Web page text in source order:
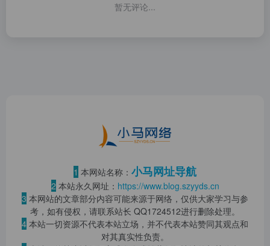
暂无评论...
1 本网站名称： 小马网址导航
2 本站永久网址： https://www.blog.szyyds.cn
3 本网站的文章部分内容可能来源于网络，仅供大家学习与参
考，如有侵权，请联系站长 QQ1724512进行删除处理。
4 本站一切资源不代表本站立场，并不代表本站赞同其观点和
对其真实性负责。